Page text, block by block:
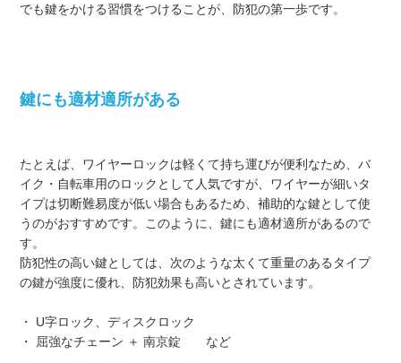
でも鍵をかける習慣をつけることが、防犯の第一歩です。
鍵にも適材適所がある
たとえば、ワイヤーロックは軽くて持ち運びが便利なため、バ
イク・自転車用のロックとして人気ですが、ワイヤーが細いタ
イプは切断難易度が低い場合もあるため、補助的な鍵として使
うのがおすすめです。このように、鍵にも適材適所があるので
す。
防犯性の高い鍵としては、次のような太くて重量のあるタイプ
の鍵が強度に優れ、防犯効果も高いとされています。
・ U字ロック、ディスクロック
・ 屈強なチェーン ＋ 南京錠 など